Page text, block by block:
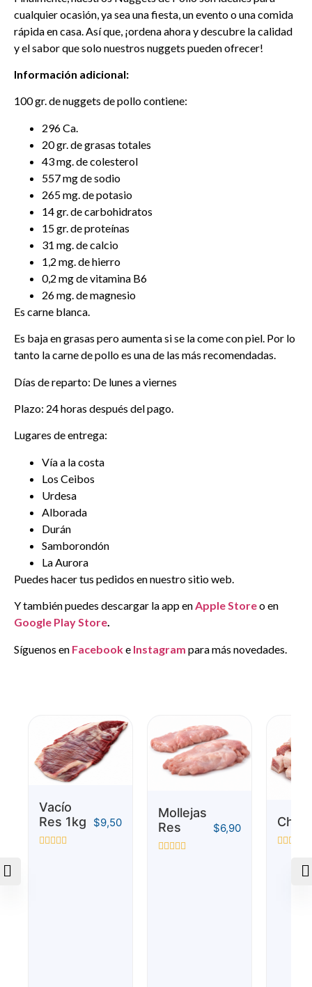
cualquier ocasión, ya sea una fiesta, un evento o una comida
rápida en casa. Así que, ¡ordena ahora y descubre la calidad
y el sabor que solo nuestros nuggets pueden ofrecer!
Información adicional:
100 gr. de nuggets de pollo contiene:
296 Ca.
20 gr. de grasas totales
43 mg. de colesterol
557 mg de sodio
265 mg. de potasio
14 gr. de carbohidratos
15 gr. de proteínas
31 mg. de calcio
1,2 mg. de hierro
0,2 mg de vitamina B6
26 mg. de magnesio
Es carne blanca.
Es baja en grasas pero aumenta si se la come con piel. Por lo
tanto la carne de pollo es una de las más recomendadas.
Días de reparto: De lunes a viernes
Plazo: 24 horas después del pago.
Lugares de entrega:
Vía a la costa
Los Ceibos
Urdesa
Alborada
Durán
Samborondón
La Aurora
Puedes hacer tus pedidos en nuestro sitio web.
Y también puedes descargar la app enApple Storeo en
Google Play Store.
Síguenos en Facebooke Instagram para más novedades.
Vacío
Res 1kg
$9,50
Mollejas
Res
$6,90